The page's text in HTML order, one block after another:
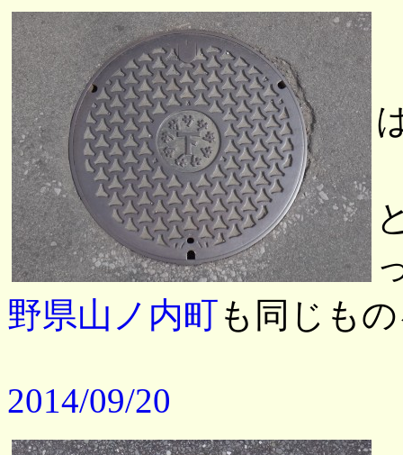
野県山ノ内町も同じも
2014/09/20